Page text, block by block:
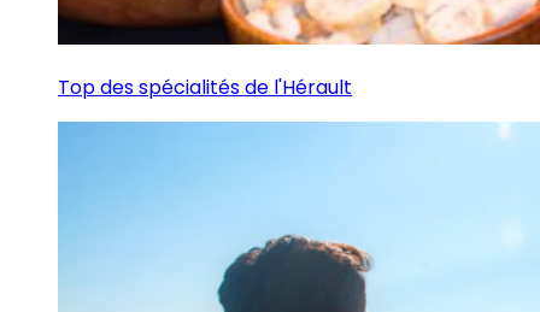
Top des spécialités de l'Hérault